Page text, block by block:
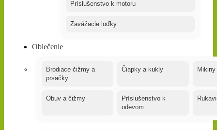
Príslušenstvo k motoru
Zavážacie loďky
Oblečenie
Brodiace čižmy a
prsačky
Čiapky a kukly Mikiny
Obuv a čižmy
Príslušenstvo k
odevom